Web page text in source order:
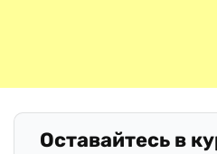
Оставайтесь в